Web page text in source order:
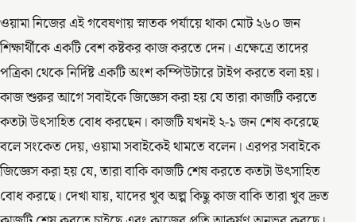
ওয়ামা নিজের এই গবেষণায় স্নাতক পর্যায়ে থাকা মোট ২৬০ জন
শিক্ষার্থীকে একটি বেশ কষ্টকর কাজ করতে দেন। এক্ষেত্রে তাদের
পত্রিকা থেকে নির্দিষ্ট একটি অংশ কম্পিউটারে টাইপ করতে বলা হয়।
কাজ শুরুর আগে সবাইকে জিজ্ঞেস করা হয় যে তারা কাজটি করতে
কতটা উৎসাহিত বোধ করছেন। কাজটি যখনই ২-১ জন শেষ করেছে
বলে সংকেত দেয়, ওয়ামা সবাইকেই থামতে বলেন। এরপর সবাইকে
জিজ্ঞেস করা হয় যে, তারা বাকি কাজটি শেষ করতে কতটা উৎসাহিত
বোধ করছে। দেখা যায়, যাদের খুব অল্প কিছু কাজ বাকি তারা খুব দ্রুত